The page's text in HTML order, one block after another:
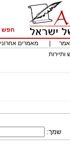
חפש
מאמרים
ותיירות
שמך: